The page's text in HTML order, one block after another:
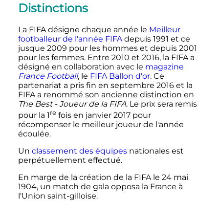
Distinctions
La FIFA désigne chaque année le Meilleur
footballeur de l'année FIFAdepuis 1991 et ce
jusque 2009 pour les hommes et depuis 2001
pour les femmes. Entre 2010 et 2016, la FIFA a
désigné en collaboration avec le magazine
France Football, le FIFA Ballon d'or. Ce
partenariat a pris fin en septembre 2016 et la
FIFA a renommé son ancienne distinction en
The Best - Joueur de la FIFA. Le prix sera remis
pour la 1refois en janvier 2017 pour
récompenser le meilleur joueur de l'année
écoulée.
Un classement des équipesnationales est
perpétuellement effectué.
En marge de la création de la FIFA le 24 mai
1904, un match de gala opposa la France à
l'Union saint-gilloise.